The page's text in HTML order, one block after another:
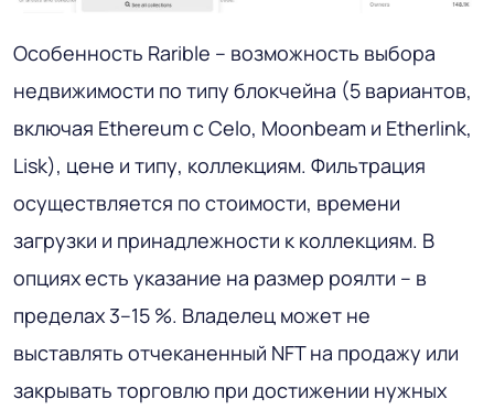
Особенность Rarible – возможность выбора
недвижимости по типу блокчейна (5 вариантов,
включая Ethereum с Celo, Moonbeam и Etherlink,
Lisk), цене и типу, коллекциям. Фильтрация
осуществляется по стоимости, времени
загрузки и принадлежности к коллекциям. В
опциях есть указание на размер роялти – в
пределах 3–15 %. Владелец может не
выставлять отчеканенный NFT на продажу или
закрывать торговлю при достижении нужных